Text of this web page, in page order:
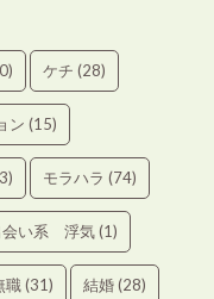
ケチ (28)
ン (15)
モラハラ (74)
会い系 浮気(1)
職(31) 結婚(28)